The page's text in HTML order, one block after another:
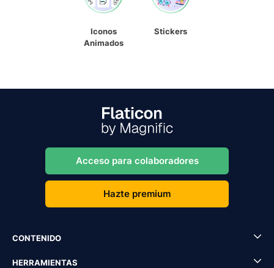
Iconos
Animados
Stickers
Acceso para colaboradores
Hazte premium
CONTENIDO
HERRAMIENTAS